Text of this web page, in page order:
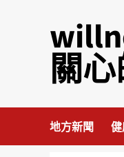
關
地方新聞